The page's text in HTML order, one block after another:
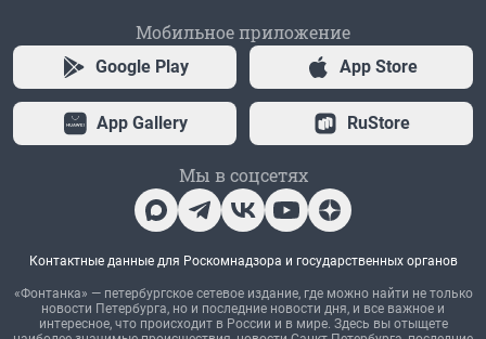
Мобильное приложение
Google Play App Store
App Gallery RuStore
Мы в соцсетях
Контактные данные для Роскомнадзора и государственных органов
«Фонтанка» — петербургское сетевое издание, где можно найти не только
новости Петербурга, но и последние новости дня, и все важное и
интересное, что происходит в России и в мире. Здесь вы отыщете